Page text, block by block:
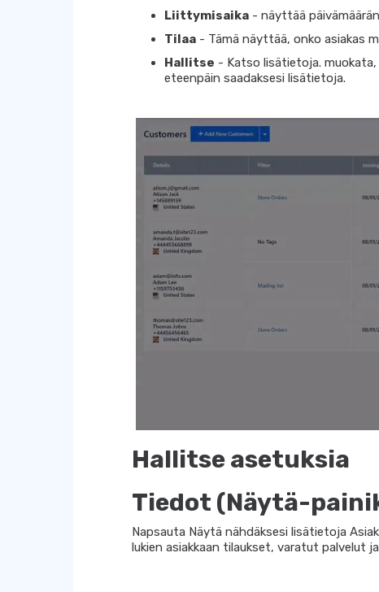
Liittymisaika - näyttää
Tilaa - Tämä näyttää, onko asiakas
Hallitse - Katso lisätietoja.
eteenpäin saadaksesi lisätietoja.
Hallitse asetuksia
Tiedot (Näytä-
Napsauta Näytä nähdäksesi lisätietoja
lukien asiakkaan tilaukset, varatut palvelut